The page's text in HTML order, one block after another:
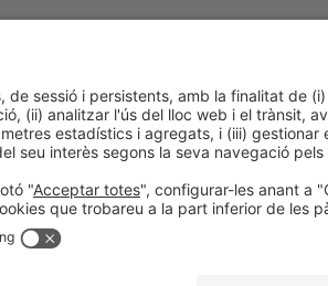
privacitatPolítica de cookies